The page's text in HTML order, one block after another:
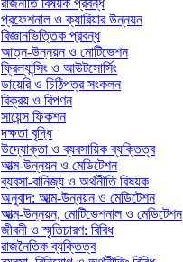
রাজনীতি বিষয়ক প্রবন্ধ
প্রফেশনাল ও ক্যারিয়ার উন্নয়ন
বিজ্ঞানভিত্তিক প্রবন্ধ
আত্ন-উন্নয়ন ও মোটিভেশন
ফ্রিল্যান্সিং ও আউটসোর্সিং
ডায়েরি ও চিঠিপত্র সংকলন
বিক্রয় ও বিপণন
সায়েন্স ফিকশন
দক্ষতা বৃদ্ধি
উদ্যোক্তা ও ব্যবসায়িক ব্যক্তিত্ব
আত্ম-উন্নয়ন ও মেডিটেশন
ব্যবসা-বানিজ্য ও অর্থনীতি বিষয়ক
অনুবাদ: আত্ম-উন্নয়ন ও মেডিটেশন
আত্ম-উন্নয়ন, মোটিভেশনাল ও মেডিটেশন
জীবনী ও স্মৃতিচারণ: বিবিধ
রাজনৈতিক ব্যক্তিত্ব